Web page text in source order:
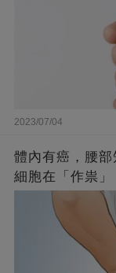
2023/07/04
體內有癌，腰
細胞在「作祟」